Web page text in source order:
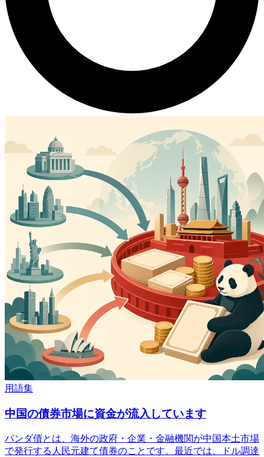
用語集
中国の債券市場に資金が流入しています
パンダ債とは、海外の政府・企業・金融機関が中国本土市場
で発行する人民元建て債券のことです。最近では、ドル調達